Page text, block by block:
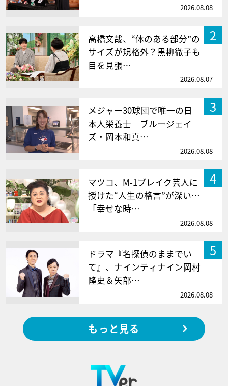
2026.08.08
2
高橋文哉、“体のある部分”の
サイズが規格外？黒柳徹子も
目を見張…
2026.08.07
3
メジャー30球団で唯一の日
本人栄養士 ブルージェイ
ズ・岡本和真…
2026.08.08
4
マツコ、M-1ブレイク芸人に
授けた“人生の格言”が深い…
「幸せな時…
2026.08.08
5
ドラマ『名探偵のままでい
て』、ナインティナイン岡村
隆史＆矢部…
2026.08.08
もっと見る